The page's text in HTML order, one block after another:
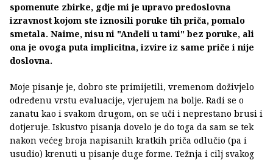
spomenute zbirke, gdje mi je upravo predoslovna
izravnost kojom ste iznosili poruke tih priča, pomalo
smetala. Naime, nisu ni "Anđeli u tami" bez poruke, ali
ona je ovoga puta implicitna, izvire iz same priče i nije
doslovna.
Moje pisanje je, dobro ste primijetili, vremenom doživjelo
određenu vrstu evaluacije, vjerujem na bolje. Radi se o
zanatu kao i svakom drugom, on se uči i neprestano brusi i
dotjeruje. Iskustvo pisanja dovelo je do toga da sam se tek
nakon većeg broja napisanih kratkih priča odlučio (pa i
usudio) krenuti u pisanje duge forme. Težnja i cilj svakog